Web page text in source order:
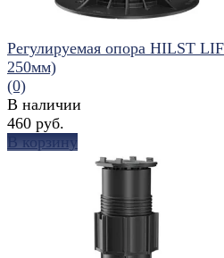
сравнить
Регулируемая опора HILST
250мм)
(0)
В наличии
460 руб.
В корзину